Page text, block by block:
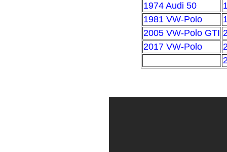
1974 Audi 50
1981 VW-Polo
2005 VW-Polo GTI
2017 VW-Polo